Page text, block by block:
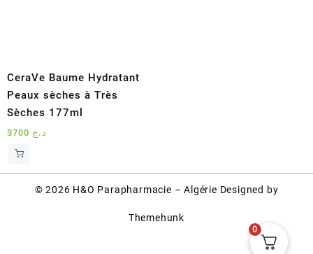
CeraVe Baume Hydratant
Peaux sèches à Très
Sèches 177ml
د.ج
© 2026 H&O Parapharmacie – Algérie Designed by
Themehunk
0